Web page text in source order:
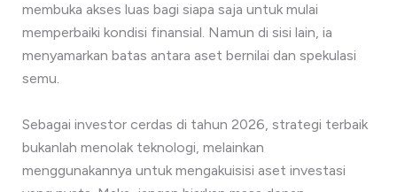
membuka akses luas bagi siapa saja untuk mulai
memperbaiki kondisi finansial. Namun di sisi lain, ia
menyamarkan batas antara aset bernilai dan spekulasi
semu.
Sebagai investor cerdas di tahun 2026, strategi terbaik
bukanlah menolak teknologi, melainkan
menggunakannya untuk mengakuisisi aset investasi